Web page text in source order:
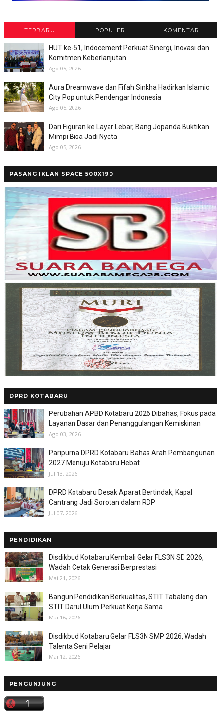
TERBARU POPULER KOMENTAR
HUT ke-51, Indocement Perkuat Sinergi, Inovasi dan
Komitmen Keberlanjutan
Ago 05, 2026
Aura Dreamwave dan Fifah Sinkha Hadirkan Islamic
City Pop untuk Pendengar Indonesia
Ago 05, 2026
Dari Figuran ke Layar Lebar, Bang Jopanda Buktikan
Mimpi Bisa Jadi Nyata
Ago 05, 2026
PASANG IKLAN SPACE 500X190
DPRD KOTABARU
Perubahan APBD Kotabaru 2026 Dibahas, Fokus pada
Layanan Dasar dan Penanggulangan Kemiskinan
Ago 03, 2026
Paripurna DPRD Kotabaru Bahas Arah Pembangunan
2027 Menuju Kotabaru Hebat
Jul 13, 2026
DPRD Kotabaru Desak Aparat Bertindak, Kapal
Cantrang Jadi Sorotan dalam RDP
Jul 07, 2026
PENDIDIKAN
Disdikbud Kotabaru Kembali Gelar FLS3N SD 2026,
Wadah Cetak Generasi Berprestasi
Mai 21, 2026
Bangun Pendidikan Berkualitas, STIT Tabalong dan
STIT Darul Ulum Perkuat Kerja Sama
Mai 16, 2026
Disdikbud Kotabaru Gelar FLS3N SMP 2026, Wadah
Talenta Seni Pelajar
Mai 12, 2026
PENGUNJUNG